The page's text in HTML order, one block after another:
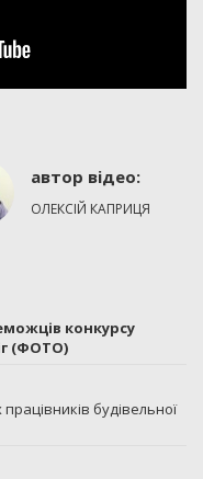
автор вiдео:
ОЛЕКСІЙ КАПРИЦЯ
конкурсу
(ФОТО)
будівельної